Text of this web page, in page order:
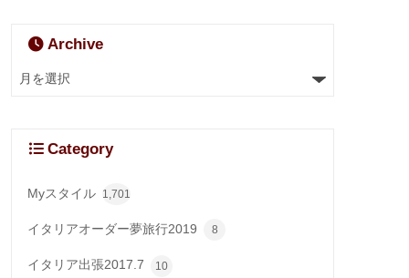
Archive
Category
Myスタイル 1,701
イタリアオーダー夢旅行2019 8
イタリア出張2017.7 10